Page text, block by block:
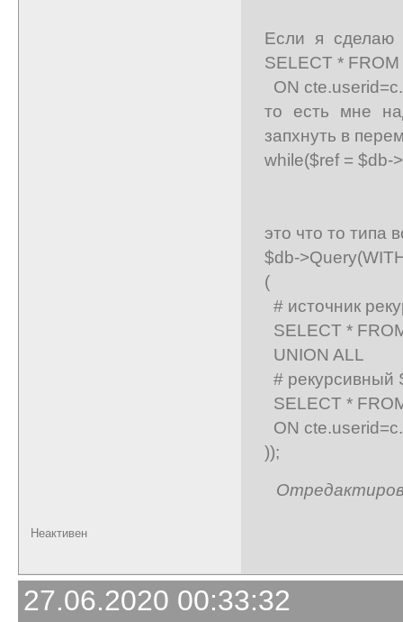
Если я сделаю
SELECT *
ON
то есть мне
запхнуть в
while($ref = $db-
это что то типа
$db-
(
# источник
SELECT *
UNION ALL
# рекурсивный
SELECT *
ON
));
Неактивен
27.06.2020 00:33:32